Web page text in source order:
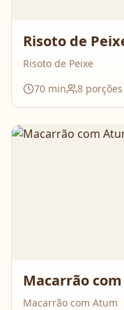
Risoto de
Risoto de Peixe
70 min 8 porções
Macarrão
Macarrão com Atum